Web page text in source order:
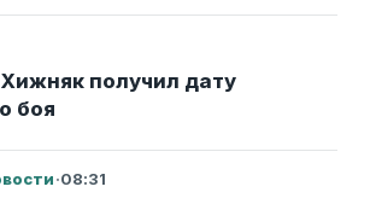
получил дату
боя
·08:31